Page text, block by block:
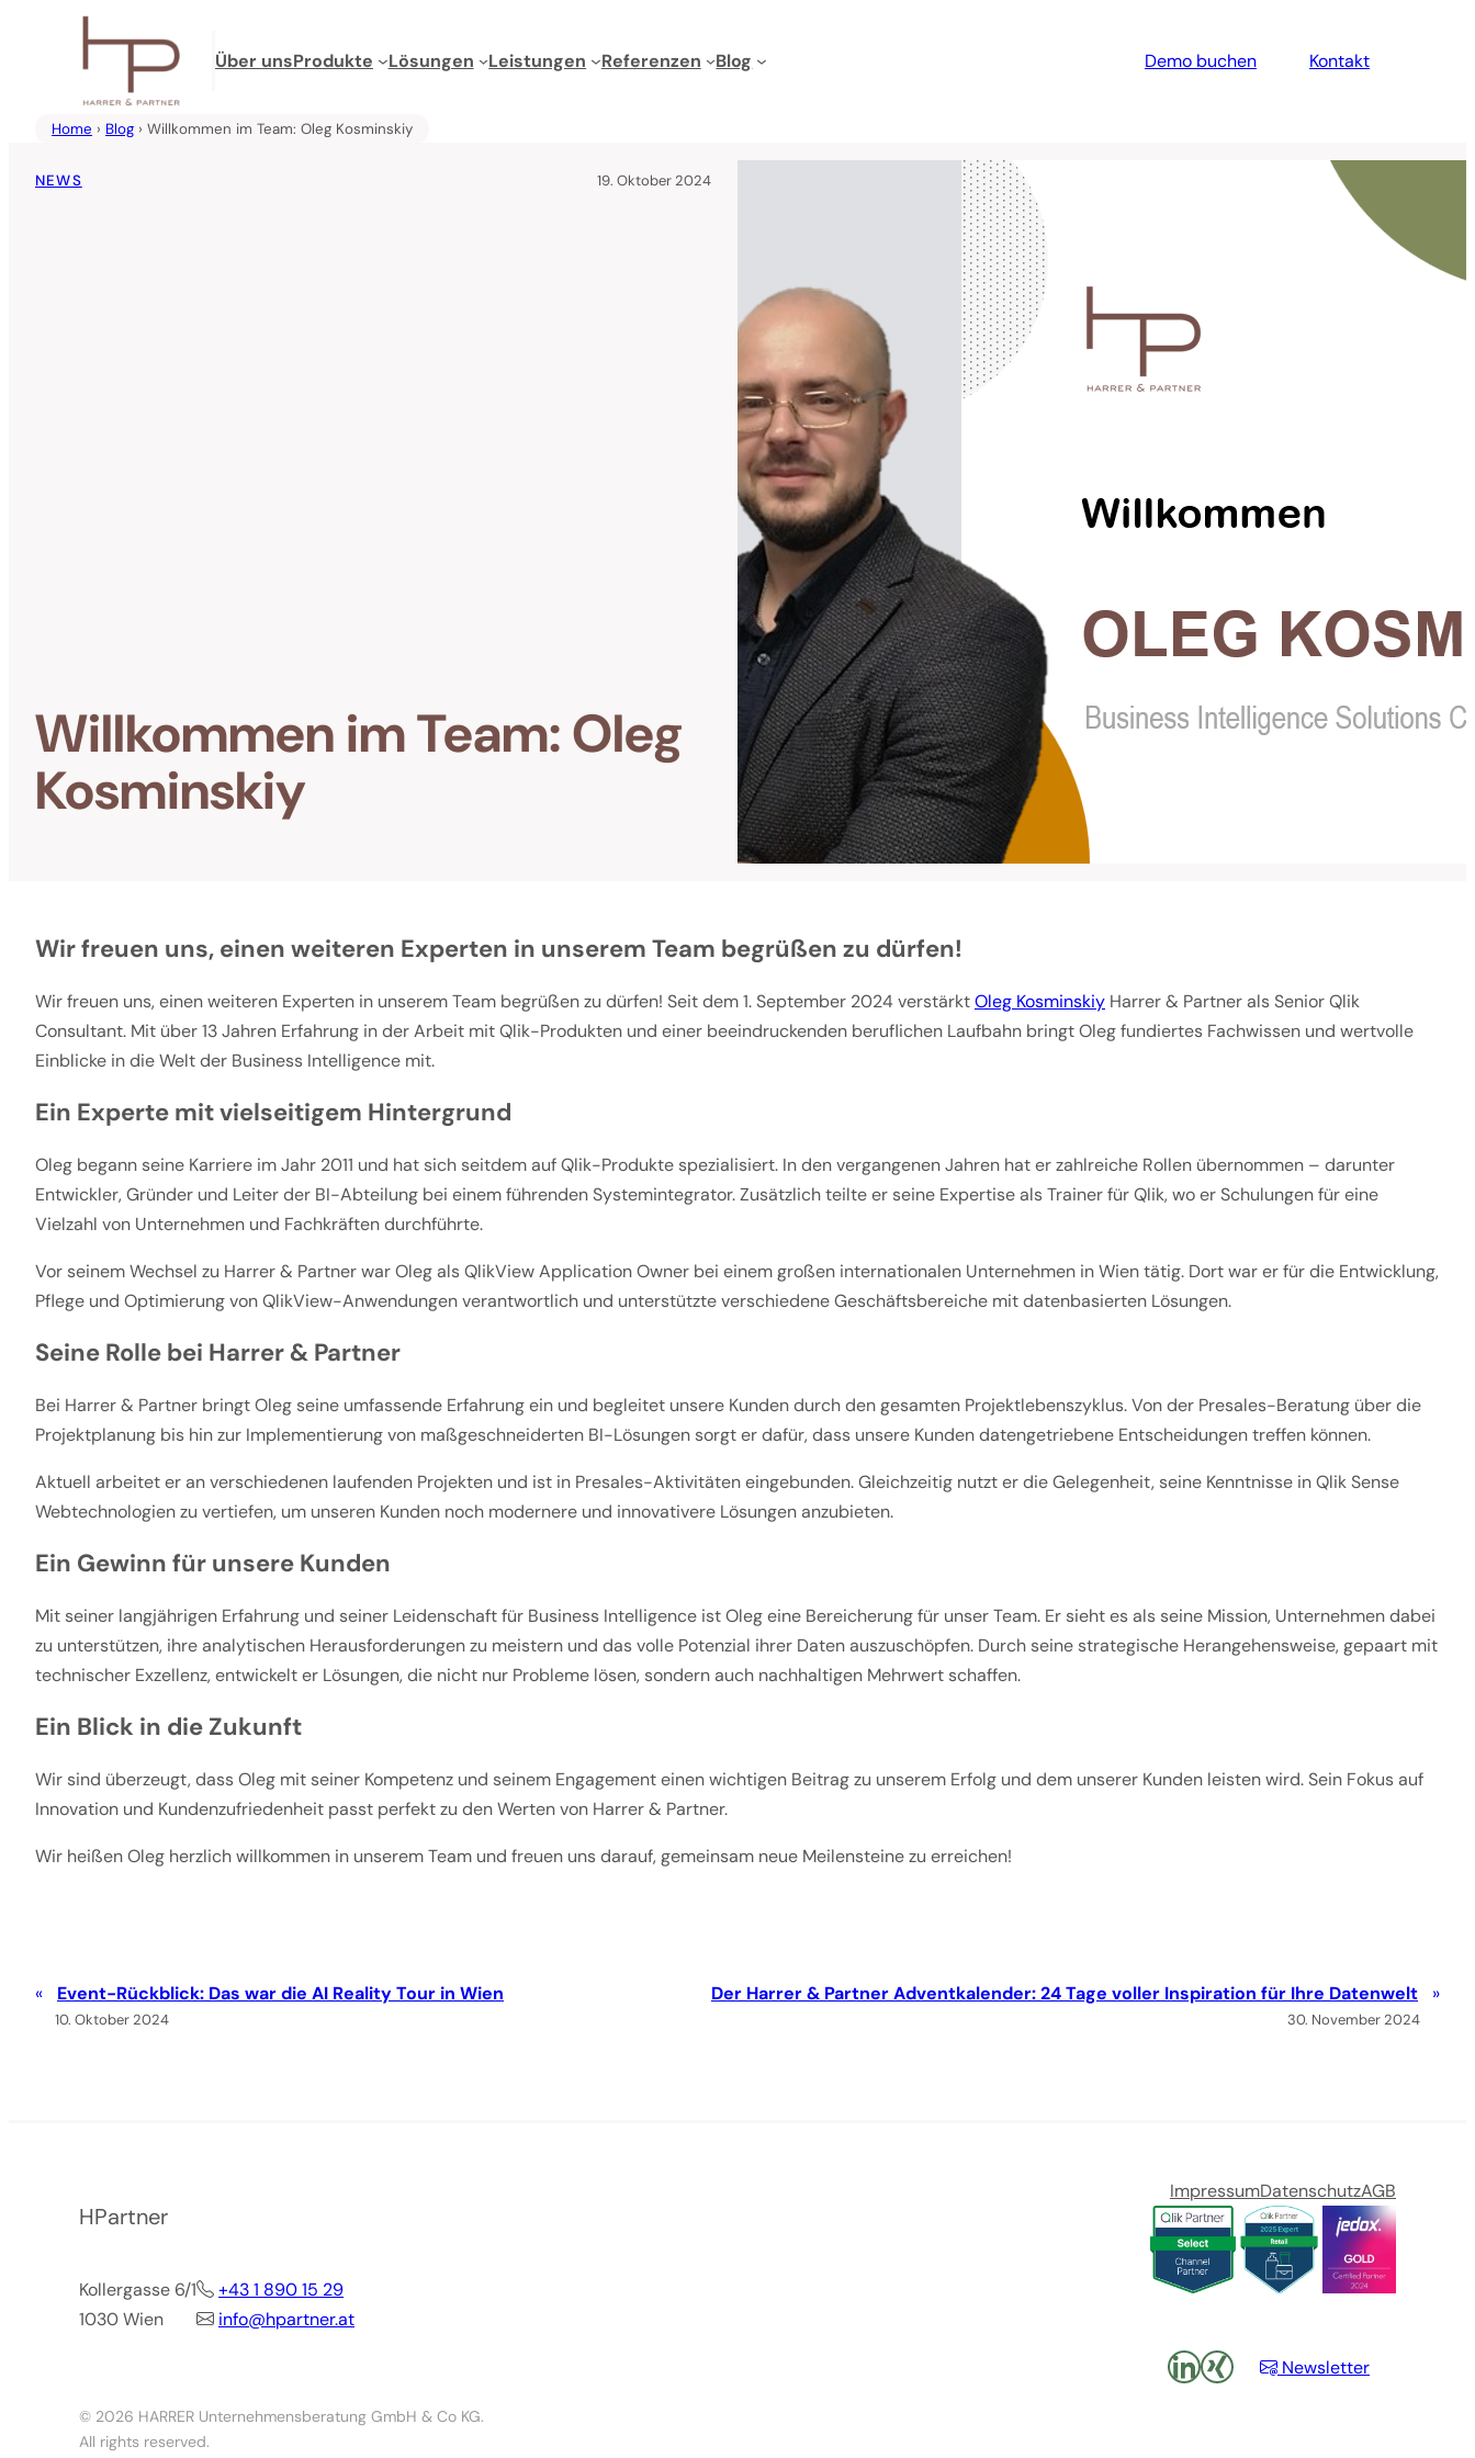
Über unsProdukte Lösungen Leistungen Referenzen Blog Demo buchen Kontakt
Home › Blog › Willkommen im Team: Oleg Kosminskiy
NEWS 19. Oktober 2024
Willkommen im Team: Oleg
Kosminskiy
Wir freuen uns, einen weiteren Experten in unserem Team begrüßen zu dürfen!
Wir freuen uns, einen weiteren Experten in unserem Team begrüßen zu dürfen! Seit dem 1. September 2024 verstärktOleg Kosminskiy Harrer & Partner als Senior Qlik
Consultant. Mit über 13 Jahren Erfahrung in der Arbeit mit Qlik-Produkten und einer beeindruckenden beruflichen Laufbahn bringt Oleg fundiertes Fachwissen und wertvolle
Einblicke in die Welt der Business Intelligence mit.
Ein Experte mit vielseitigem Hintergrund
Oleg begann seine Karriere im Jahr 2011 und hat sich seitdem auf Qlik-Produkte spezialisiert. In den vergangenen Jahren hat er zahlreiche Rollen übernommen – darunter
Entwickler, Gründer und Leiter der BI-Abteilung bei einem führenden Systemintegrator. Zusätzlich teilte er seine Expertise als Trainer für Qlik, wo er Schulungen für eine
Vielzahl von Unternehmen und Fachkräften durchführte.
Vor seinem Wechsel zu Harrer & Partner war Oleg als QlikView Application Owner bei einem großen internationalen Unternehmen in Wien tätig. Dort war er für die Entwicklung,
Pflege und Optimierung von QlikView-Anwendungen verantwortlich und unterstützte verschiedene Geschäftsbereiche mit datenbasierten Lösungen.
Seine Rolle bei Harrer & Partner
Bei Harrer & Partner bringt Oleg seine umfassende Erfahrung ein und begleitet unsere Kunden durch den gesamten Projektlebenszyklus. Von der Presales-Beratung über die
Projektplanung bis hin zur Implementierung von maßgeschneiderten BI-Lösungen sorgt er dafür, dass unsere Kunden datengetriebene Entscheidungen treffen können.
Aktuell arbeitet er an verschiedenen laufenden Projekten und ist in Presales-Aktivitäten eingebunden. Gleichzeitig nutzt er die Gelegenheit, seine Kenntnisse in Qlik Sense
Webtechnologien zu vertiefen, um unseren Kunden noch modernere und innovativere Lösungen anzubieten.
Ein Gewinn für unsere Kunden
Mit seiner langjährigen Erfahrung und seiner Leidenschaft für Business Intelligence ist Oleg eine Bereicherung für unser Team. Er sieht es als seine Mission, Unternehmen dabei
zu unterstützen, ihre analytischen Herausforderungen zu meistern und das volle Potenzial ihrer Daten auszuschöpfen. Durch seine strategische Herangehensweise, gepaart mit
technischer Exzellenz, entwickelt er Lösungen, die nicht nur Probleme lösen, sondern auch nachhaltigen Mehrwert schaffen.
Ein Blick in die Zukunft
Wir sind überzeugt, dass Oleg mit seiner Kompetenz und seinem Engagement einen wichtigen Beitrag zu unserem Erfolg und dem unserer Kunden leisten wird. Sein Fokus auf
Innovation und Kundenzufriedenheit passt perfekt zu den Werten von Harrer & Partner.
Wir heißen Oleg herzlich willkommen in unserem Team und freuen uns darauf, gemeinsam neue Meilensteine zu erreichen!
Event-Rückblick: Das war die AI Reality Tour in Wien
10. Oktober 2024
Der Harrer & Partner Adventkalender: 24 Tage voller Inspiration für Ihre Datenwelt
30. November 2024
HPartner
Kollergasse 6/1
1030 Wien
+43 1 890 15 29
info@hpartner.at
© 2026 HARRER Unternehmensberatung GmbH & Co KG.
All rights reserved.
ImpressumDatenschutzAGB
LinkedIn xing Newsletter